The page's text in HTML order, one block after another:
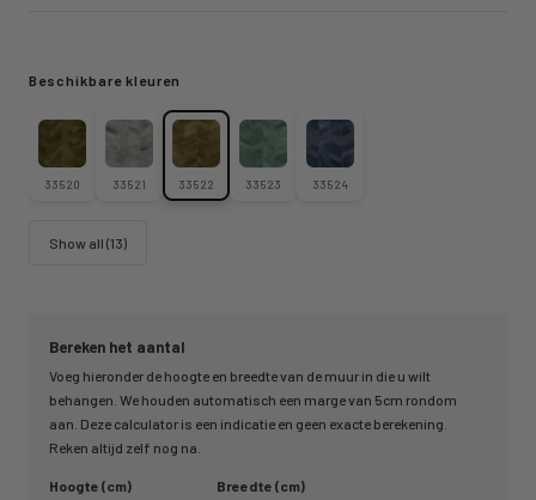
Bereken het aantal
Voeg hieronder de hoogte en breedte van de muur in die u wilt
behangen. We houden automatisch een marge van 5cm rondom
aan. Deze calculator is een indicatie en geen exacte berekening.
Reken altijd zelf nog na.
Hoogte (cm) Breedte (cm)
Beschikbare kleuren
33520 33521 33522 33523 33524
Show all (13)